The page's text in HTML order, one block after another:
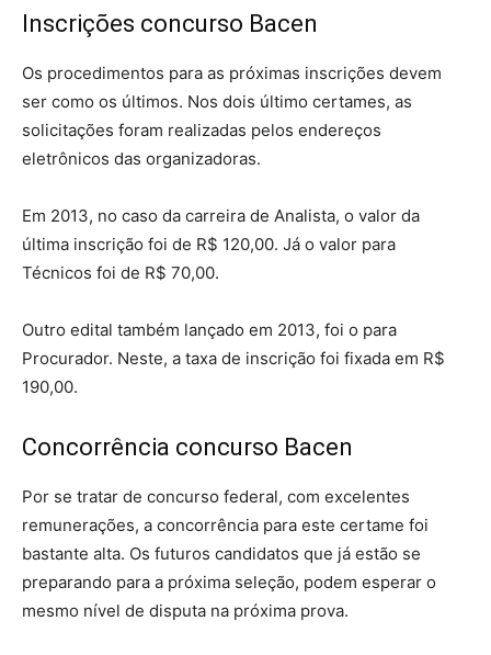
Inscrições concurso Bacen
Os procedimentos para as próximas inscrições devem
ser como os últimos. Nos dois último certames, as
solicitações foram realizadas pelos endereços
eletrônicos das organizadoras.
Em 2013, no caso da carreira de Analista, o valor da
última inscrição foi de R$ 120,00. Já o valor para
Técnicos foi de R$ 70,00.
Outro edital também lançado em 2013, foi o para
Procurador. Neste, a taxa de inscrição foi fixada em R$
190,00.
Concorrência concurso Bacen
Por se tratar de concurso federal, com excelentes
remunerações, a concorrência para este certame foi
bastante alta. Os futuros candidatos que já estão se
preparando para a próxima seleção, podem esperar o
mesmo nível de disputa na próxima prova.